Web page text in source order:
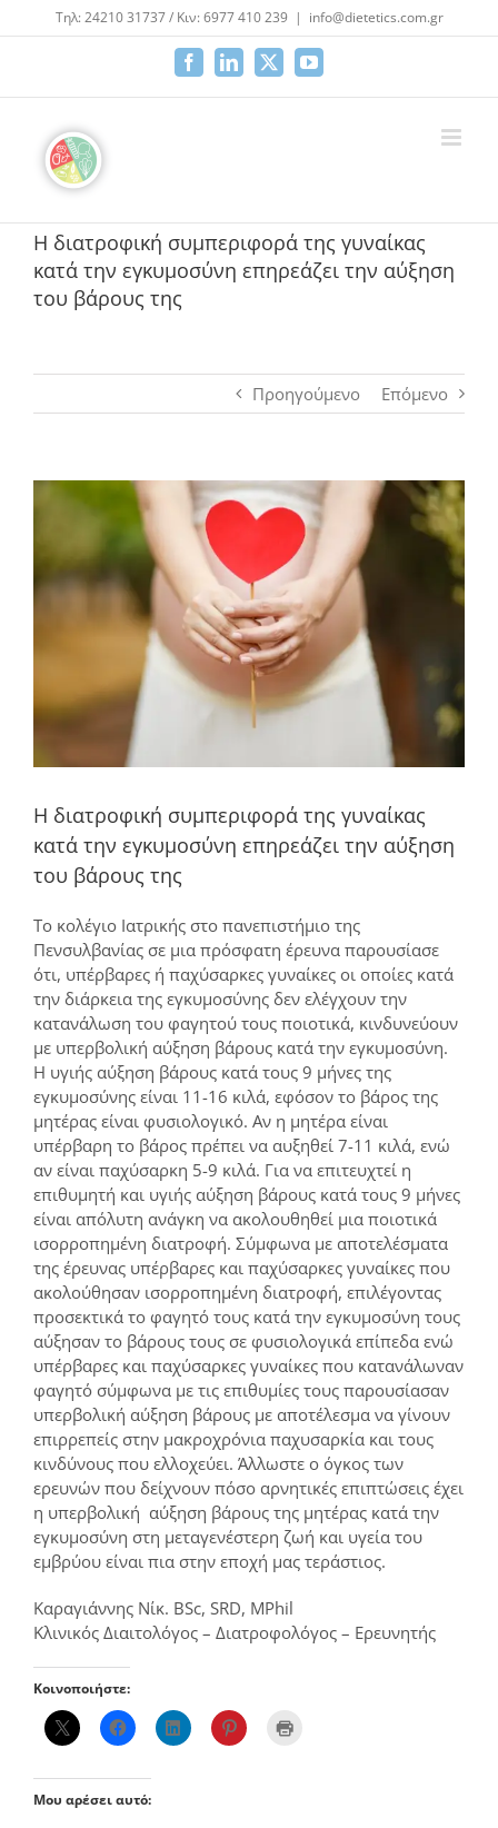
Μετάβαση
στο
Τηλ: 24210 31737 / Κιν: 6977 410 239 | info@dietetics.com.gr
FacebookLinkedIn
X YouTube
Η διατροφική συμπεριφορά της γυναίκας
κατά την εγκυμοσύνη επηρεάζει την αύξηση
του βάρους της
Προηγούμενο Επόμενο
Προβολή
μεγαλύτερης
Η διατροφική συμπεριφορά της γυναίκας
κατά την εγκυμοσύνη επηρεάζει την αύξηση
του βάρους της
Το κολέγιο Ιατρικής στο πανεπιστήμιο της
Πενσυλβανίας σε μια πρόσφατη έρευνα παρουσίασε
ότι, υπέρβαρες ή παχύσαρκες γυναίκες οι οποίες κατά
την διάρκεια της εγκυμοσύνης δεν ελέγχουν την
κατανάλωση του φαγητού τους ποιοτικά, κινδυνεύουν
με υπερβολική αύξηση βάρους κατά την εγκυμοσύνη.
Η υγιής αύξηση βάρους κατά τους 9 μήνες της
εγκυμοσύνης είναι 11-16 κιλά, εφόσον το βάρος της
μητέρας είναι φυσιολογικό. Αν η μητέρα είναι
υπέρβαρη το βάρος πρέπει να αυξηθεί 7-11 κιλά, ενώ
αν είναι παχύσαρκη 5-9 κιλά. Για να επιτευχτεί η
επιθυμητή και υγιής αύξηση βάρους κατά τους 9 μήνες
είναι απόλυτη ανάγκη να ακολουθηθεί μια ποιοτικά
ισορροπημένη διατροφή. Σύμφωνα με αποτελέσματα
της έρευνας υπέρβαρες και παχύσαρκες γυναίκες που
ακολούθησαν ισορροπημένη διατροφή, επιλέγοντας
προσεκτικά το φαγητό τους κατά την εγκυμοσύνη τους
αύξησαν το βάρους τους σε φυσιολογικά επίπεδα ενώ
υπέρβαρες και παχύσαρκες γυναίκες που κατανάλωναν
φαγητό σύμφωνα με τις επιθυμίες τους παρουσίασαν
υπερβολική αύξηση βάρους με αποτέλεσμα να γίνουν
επιρρεπείς στην μακροχρόνια παχυσαρκία και τους
κινδύνους που ελλοχεύει. Άλλωστε ο όγκος των
ερευνών που δείχνουν πόσο αρνητικές επιπτώσεις έχει
η υπερβολική αύξηση βάρους της μητέρας κατά την
εγκυμοσύνη στη μεταγενέστερη ζωή και υγεία του
εμβρύου είναι πια στην εποχή μας τεράστιος.
Καραγιάννης Νίκ. BSc, SRD, MPhil
Κλινικός Διαιτολόγος – Διατροφολόγος – Ερευνητής
Κοινοποιήστε:
Μου αρέσει αυτό: